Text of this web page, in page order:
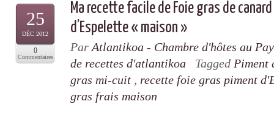
Ma recette facile de Foie gras de
d’Espelette « maison »
Par Atlantikoa - Chambre d'hôtes au
de recettes d'atlantikoa
Tagged Piment
gras mi-cuit , recette foie gras piment
gras frais maison
25
DÉC 2012
0
Commentaires